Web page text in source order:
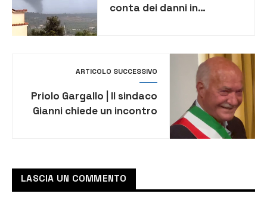
conta dei danni in
ARTICOLO SUCCESSIVO
Priolo Gargallo | Il sindaco
Gianni chiede un incontro
LASCIA UN COMMENTO